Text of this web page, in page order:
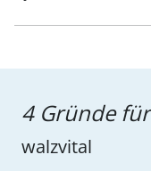
4 Gründe für
walzvital